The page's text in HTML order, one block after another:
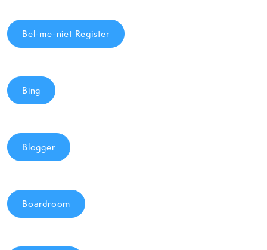
Bel-me-niet Register
Bing
Blogger
Boardroom